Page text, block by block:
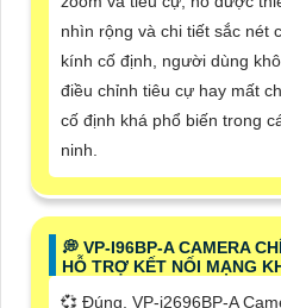
nhìn rộng và chi tiết sắc nét
kính cố định, người dùng
điều chỉnh tiêu cự hay mất
cố định khá phổ biến trong
ninh.
️💭 VP-I96BP-A CAMERA
HỖ TRỢ KẾT NỐI MẠNG
💞 Đúng, VP-i2696BP-A